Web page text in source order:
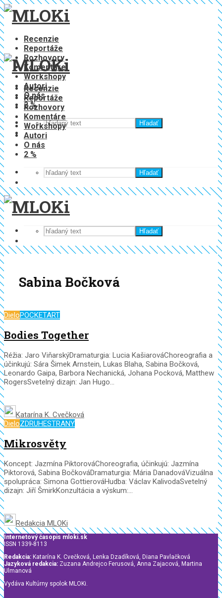
Recenzie
Reportáže
Rozhovory
Komentáre
Workshopy
Autori
O nás
2 %
Hľadať
Recenzie
Reportáže
Rozhovory
Komentáre
Workshopy
Autori
O nás
2 %
Hľadať
Hľadať
Sabina Bočková
DieloPOCKETART
Bodies Together
Réžia: Jaro ViňarskýDramaturgia: Lucia KašiarováChoreografia a
účinkujú: Sára Šimek Arnstein, Lukas Blaha, Sabina Bočková,
Leonardo Gaipa, Barbora Nechanická, Johana Pocková, Matthew
RogersSvetelný dizajn: Jan Hugo...
Katarína K. Cvečková
DieloZDRUHESTRANY
Mikrosvěty
Koncept: Jazmína PiktorováChoreografia, účinkujú: Jazmína
Piktorová, Sabina BočkováDramaturgia: Mária DanadováVizuálna
spolupráca: Simona GottierováHudba: Václav KalivodaSvetelný
dizajn: Jiří ŠmirkKonzultácia a výskum:...
Redakcia MLOKi
Internetový časopis mloki.sk
ISSN 1339-8113
Redakcia: Katarína K. Cvečková, Lenka Dzadíková, Diana Pavlačková
Jazyková redakcia: Zuzana Andrejco Ferusová, Anna Zajacová, Martina
Ulmanová
Vydáva Kultúrny spolok MLOKi.